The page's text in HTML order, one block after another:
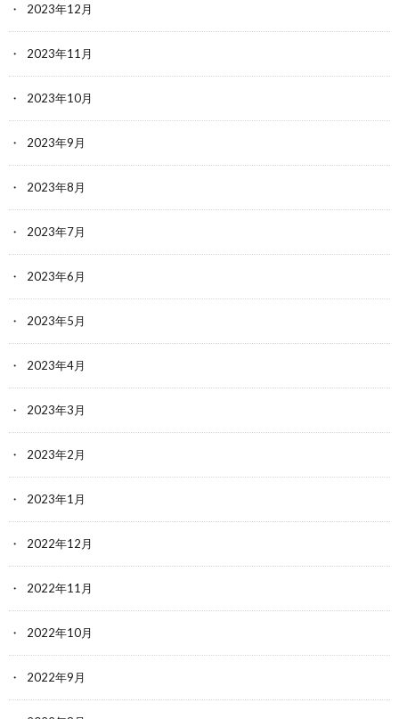
2023年12月
2023年11月
2023年10月
2023年9月
2023年8月
2023年7月
2023年6月
2023年5月
2023年4月
2023年3月
2023年2月
2023年1月
2022年12月
2022年11月
2022年10月
2022年9月